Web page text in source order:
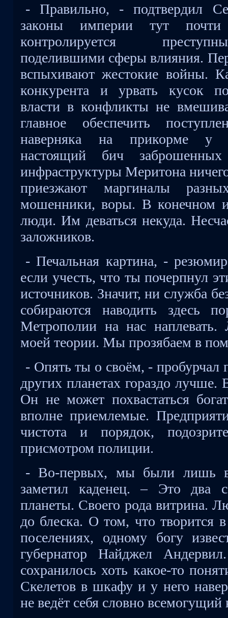
- Правильно, - подтвердил
законы империи тут
контролируется
поделившими сферы влияния.
вспыхивают жестокие войны.
конкурента и урвать кусок
власти в конфликты не
главное обеспечить
наверняка на прикорме у
настоящий бич
инфраструктуры Меритона
приезжают маргиналы
мошенники, воры. В конечном
люди. Им деваться некуда.
заложников.
- Печальная картина, -
если учесть, что ты почерпнул
источников. Значит, ни служба
собираются наводить здесь
Метрополии на нас наплевать.
моей теории. Мы прозябаем в
- Опять ты о своём, - пробурчал
других планетах гораздо
Он не может похвастаться
вполне приемлемые.
чистота и порядок,
присмотром полиции.
- Во-первых, мы были лишь
заметил каденец. – Это два
планеты. Своего рода витрина.
до блеска. О том, что творится
поселениях, одному богу
губернатор Найджел
сохранилось хоть какое-то
Скелетов в шкафу и у него
не ведёт себя словно всемогущий